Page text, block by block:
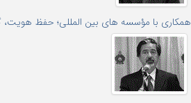
همکاری با مؤسسه های بین المللی؛ حفظ هویت،